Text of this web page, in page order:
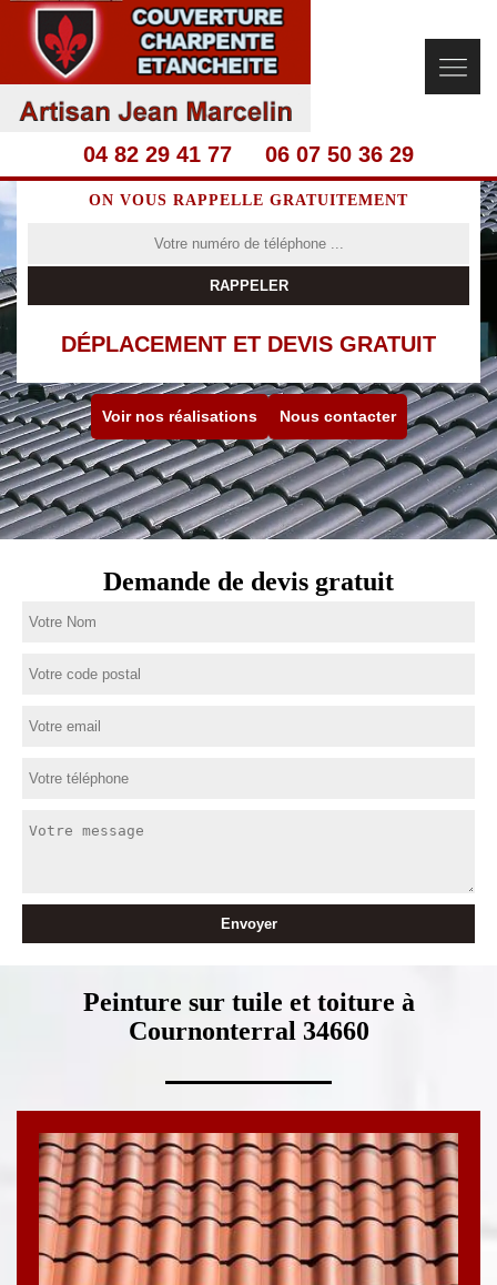
04 82 29 41 77 06 07 50 36 29
ON VOUS RAPPELLE GRATUITEMENT
DÉPLACEMENT ET DEVIS GRATUIT
Voir nos réalisations Nous contacter
Demande de devis gratuit
Peinture sur tuile et toiture à
Cournonterral 34660